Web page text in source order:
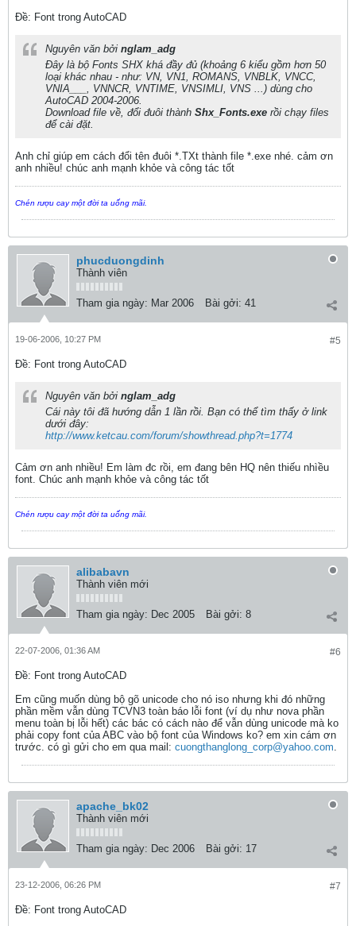
Ðề: Font trong AutoCAD
Nguyên văn bởi nglam_adg
Đây là bộ Fonts SHX khá đầy đủ (khoảng 6 kiểu gồm hơn 50
loại khác nhau - như: VN, VN1, ROMANS, VNBLK, VNCC,
VNIA___, VNNCR, VNTIME, VNSIMLI, VNS ...) dùng cho
AutoCAD 2004-2006.
Download file về, đổi đuôi thành Shx_Fonts.exe rồi chạy files
để cài đặt.
Anh chỉ giúp em cách đổi tên đuôi *.TXt thành file *.exe nhé. cảm ơn
anh nhiều! chúc anh mạnh khỏe và công tác tốt
Chén rượu cay một đời ta uống mãi.
phucduongdinh
Thành viên
Tham gia ngày: Mar 2006 Bài gởi: 41
#5
19-06-2006, 10:27 PM
Ðề: Font trong AutoCAD
Nguyên văn bởi nglam_adg
Cái này tôi đã hướng dẫn 1 lần rồi. Bạn có thể tìm thấy ở link
dưới đây:
http://www.ketcau.com/forum/showthread.php?t=1774
Cảm ơn anh nhiều! Em làm đc rồi, em đang bên HQ nên thiếu nhìều
font. Chúc anh mạnh khỏe và công tác tốt
Chén rượu cay một đời ta uống mãi.
alibabavn
Thành viên mới
Tham gia ngày: Dec 2005 Bài gởi: 8
#6
22-07-2006, 01:36 AM
Ðề: Font trong AutoCAD
Em cũng muốn dùng bộ gõ unicode cho nó iso nhưng khi đó những
phần mềm vẫn dùng TCVN3 toàn báo lỗi font (ví dụ như nova phần
menu toàn bị lỗi hết) các bác có cách nào để vẫn dùng unicode mà ko
phải copy font của ABC vào bộ font của Windows ko? em xin cám ơn
trước. có gì gửi cho em qua mail: cuongthanglong_corp@yahoo.com.
apache_bk02
Thành viên mới
Tham gia ngày: Dec 2006 Bài gởi: 17
#7
23-12-2006, 06:26 PM
Ðề: Font trong AutoCAD